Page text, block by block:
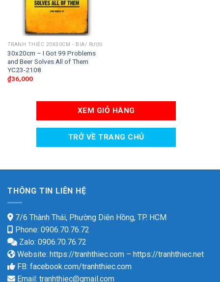
TRANH THIẾC 20X30CM - BIA/ RƯỢU
30x20cm – I Got 99 Problems
and Beer Solves All of Them
YC23-2108
₫36,000
XEM GIỎ HÀNG
TRỞ VỀ TRANG CHỦ
THÔNG TIN LIÊN HỆ
7/6 Thành Thái, Phường Diên Hồng, TP. HCM
Phone: 0906.70.76.72
Zalo: 0906.70.76.72
Website: https://tranhthiec.com – https://tranhthiec.net
FB: facebook.com/tranhthiec.com
Email: tranhthiec@gmail.com